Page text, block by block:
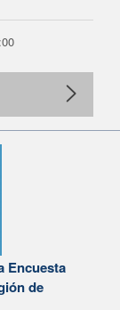
Encuesta
de